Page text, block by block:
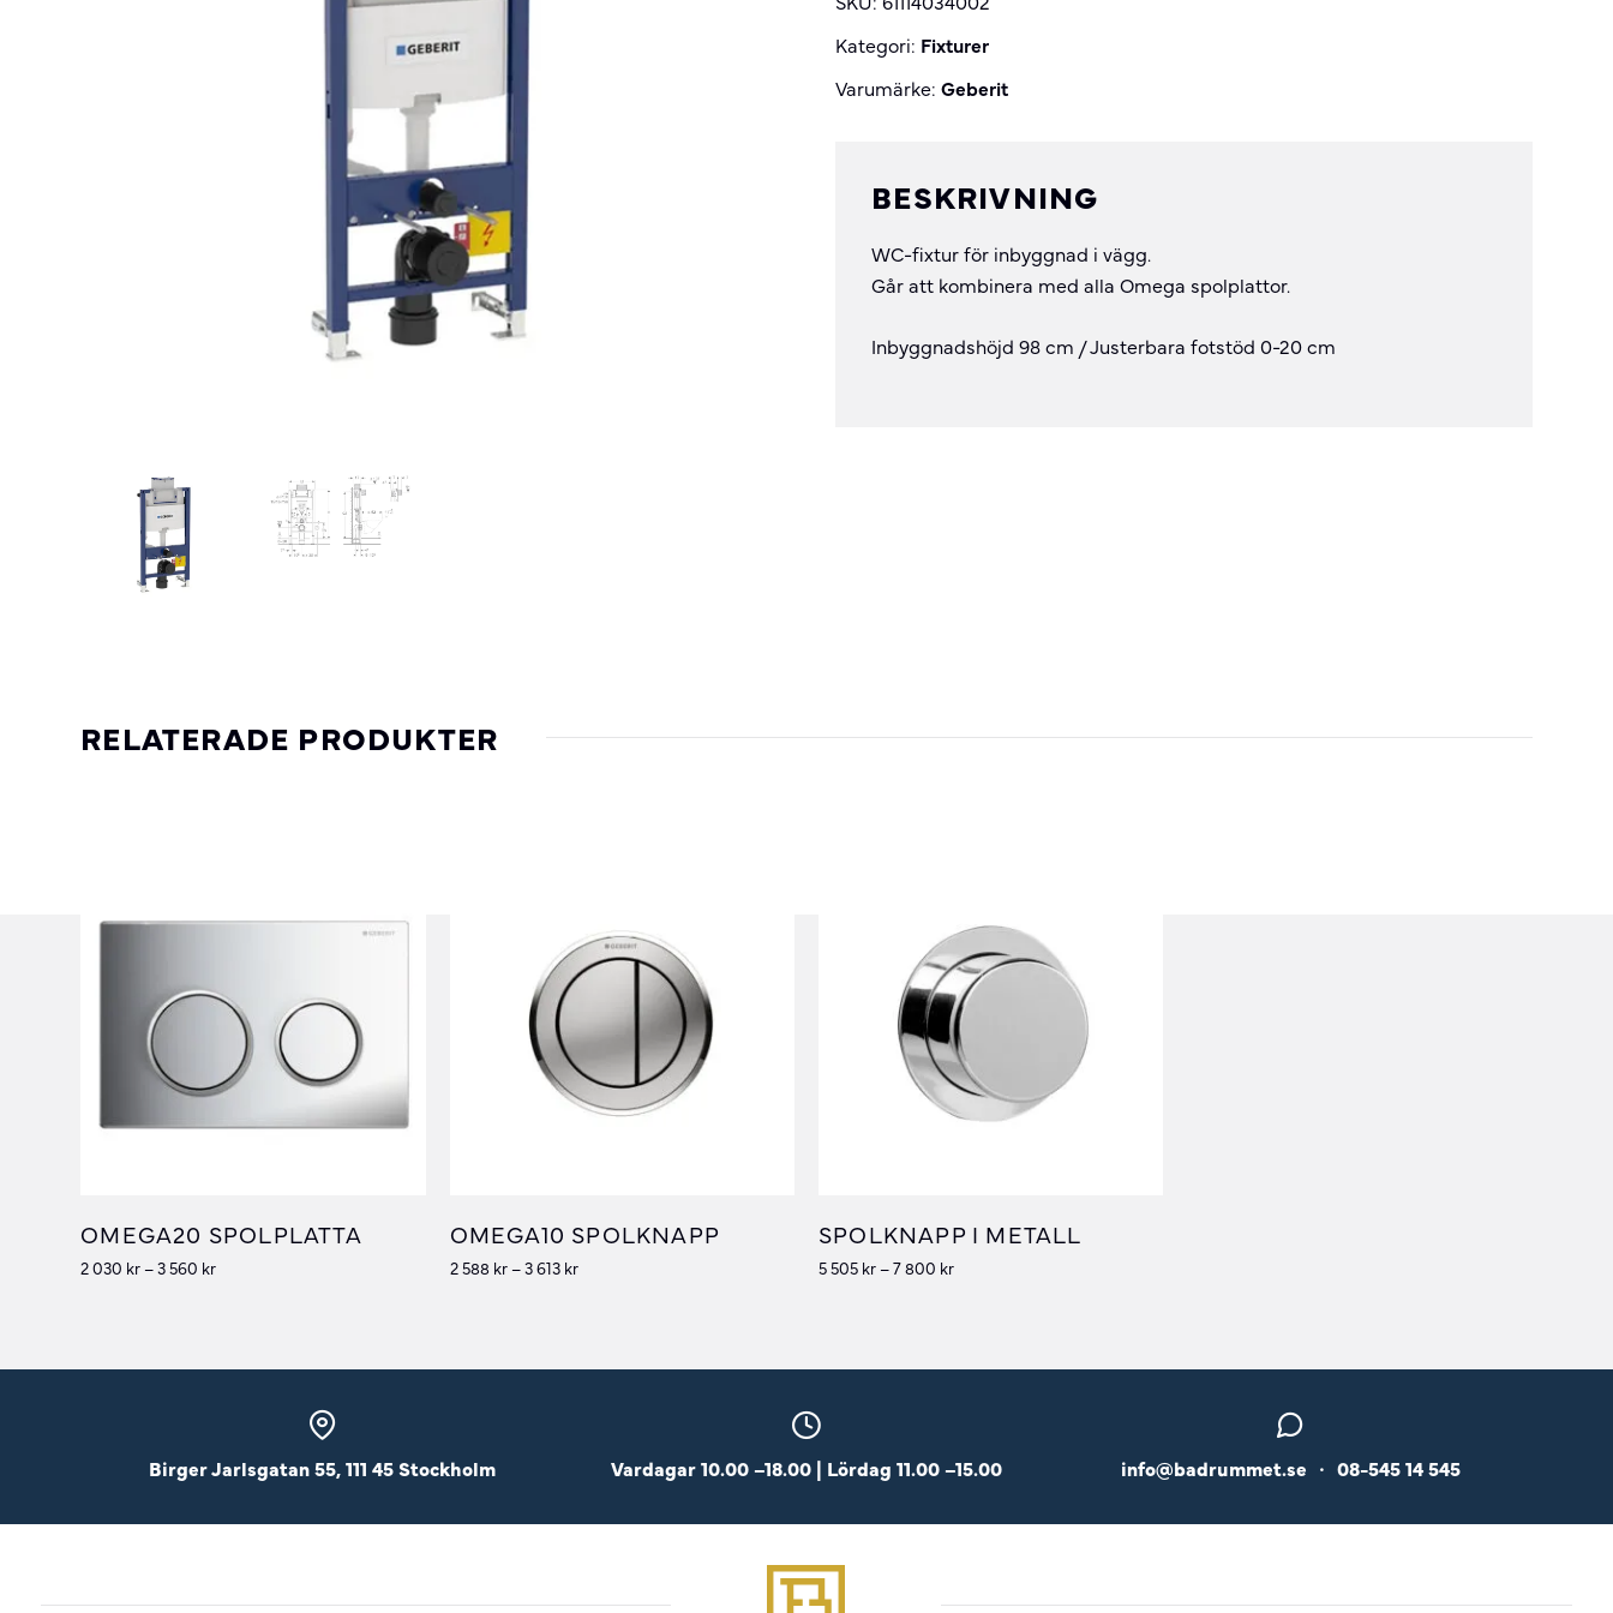
quantity
Kategori: Fixturer
Varumärke:Geberit
BESKRIVNING
WC-fixtur för inbyggnad i vägg.
Går att kombinera med alla Omega spolplattor.
Inbyggnadshöjd 98 cm / Justerbara fotstöd 0-20 cm
RELATERADE PRODUKTER
OMEGA20 SPOLPLATTA
2 030 kr–3 560 kr
OMEGA10 SPOLKNAPP
2 588 kr–3 613 kr
SPOLKNAPP I METALL
5 505 kr–7 800 kr
Birger Jarlsgatan 55, 111 45 Stockholm Vardagar 10.00 –18.00 | Lördag 11.00 –15.00 info@badrummet.se • 08-545 14 545